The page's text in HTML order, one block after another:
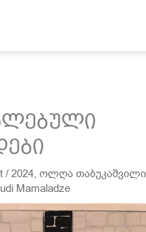
/2024,ოლღა თაბუკაშვილი
Mamaladze